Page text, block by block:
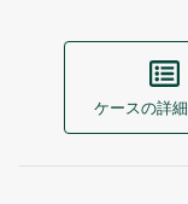
ケースの詳